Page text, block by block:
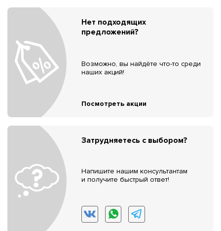
Нет подходящих
предложений?
Возможно, вы найдёте что-то среди
наших акций!
Посмотреть акции
Затрудняетесь с выбором?
Напишите нашим консультантам
и получите быстрый ответ!